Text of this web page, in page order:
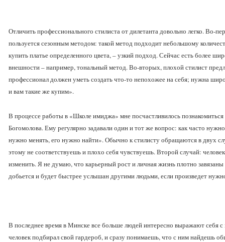
Отличить профессионального стилиста от дилетанта довольно легко. Во-
пользуется сезонным методом: такой метод подходит небольшому
купить платье определенного цвета, – узкий подход. Сейчас есть более
внешности – например, тональный метод. Во-вторых, плохой стилист
профессионал должен уметь создать что-то непохожее на себя; нужна
и вам такие же купим».
В процессе работы в «Школе имиджа» мне посчастливилось
Богомолова. Ему регулярно задавали один и тот же вопрос: как часто
нужно менять, его нужно найти». Обычно к стилисту обращаются в двух
этому не соответствуешь и плохо себя чувствуешь. Второй случай:
изменить. Я не думаю, что карьерный рост и личная жизнь плотно
добьется и будет быстрее услышан другими людьми, если произведет
В последнее время в Минске все больше людей интересно выражают
человек подбирал свой гардероб, и сразу понимаешь, что с ним найдешь